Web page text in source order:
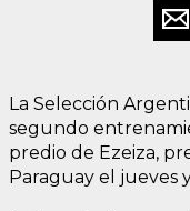
La Selección
segundo
predio de Ezeiza,
Paraguay el jueves